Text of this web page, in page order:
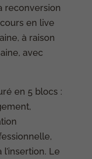
reconversion
en live
à raison
avec
en 5 blocs :
Le